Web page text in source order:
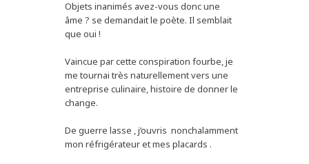
Objets inanimés avez-vous donc une
âme ? se demandait le poète. Il semblait
que oui !
Vaincue par cette conspiration fourbe, je
me tournai très naturellement vers une
entreprise culinaire, histoire de donner le
change.
De guerre lasse , j’ouvris nonchalamment
mon réfrigérateur et mes placards .